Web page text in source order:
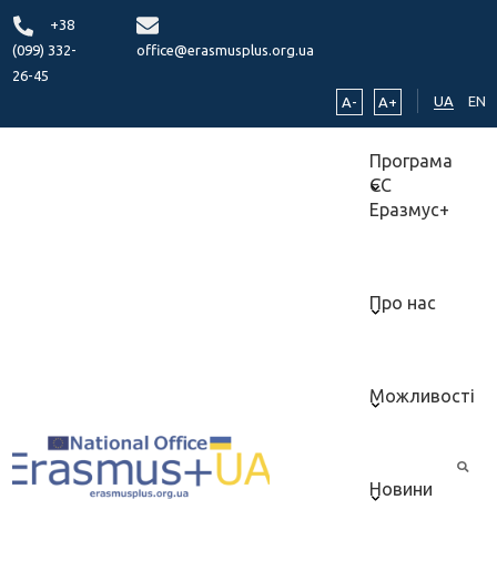
+38
(099) 332-
26-45
office@erasmusplus.org.ua
A- A+ UA EN
Програма
ЄС
Еразмус+
Про нас
Можливості
Новини